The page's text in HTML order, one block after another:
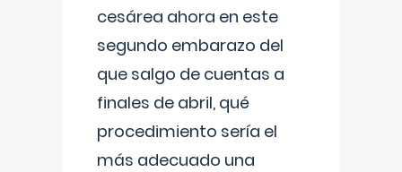
cesárea ahora en este
segundo embarazo del
que salgo de cuentas a
finales de abril, qué
procedimiento sería el
más adecuado una